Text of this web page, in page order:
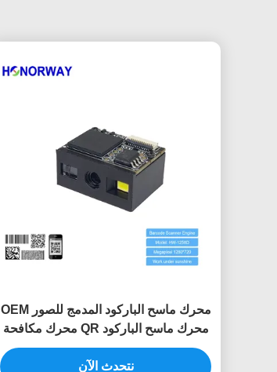
محرك ماسح الباركود المدمج للصور OEM
محرك ماسح الباركود QR محرك مكافحة
الانعكاس
نتحدث الآن